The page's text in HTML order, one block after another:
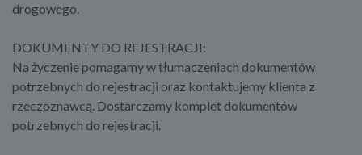
drogowego.
DOKUMENTY DO REJESTRACJI:
Na życzenie pomagamy w tłumaczeniach dokumentów
potrzebnych do rejestracji oraz kontaktujemy klienta z
rzeczoznawcą. Dostarczamy komplet dokumentów
potrzebnych do rejestracji.